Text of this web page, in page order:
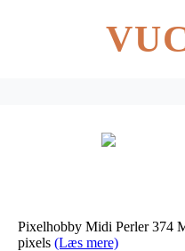
Pixelhobby Midi Perler 374
pixels (Læs mere)